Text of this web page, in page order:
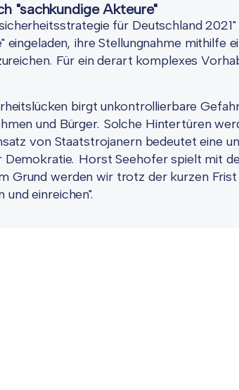
"sachkundige Akteure"
für Deutschland
eingeladen, ihre Stellungnahme mithilfe
Für ein derart komplexes
birgt unkontrollierbare
und Bürger. Solche Hintertüren
von Staatstrojanern bedeutet eine
Horst Seehofer spielt mit
Grund werden wir trotz der kurzen
einreichen".